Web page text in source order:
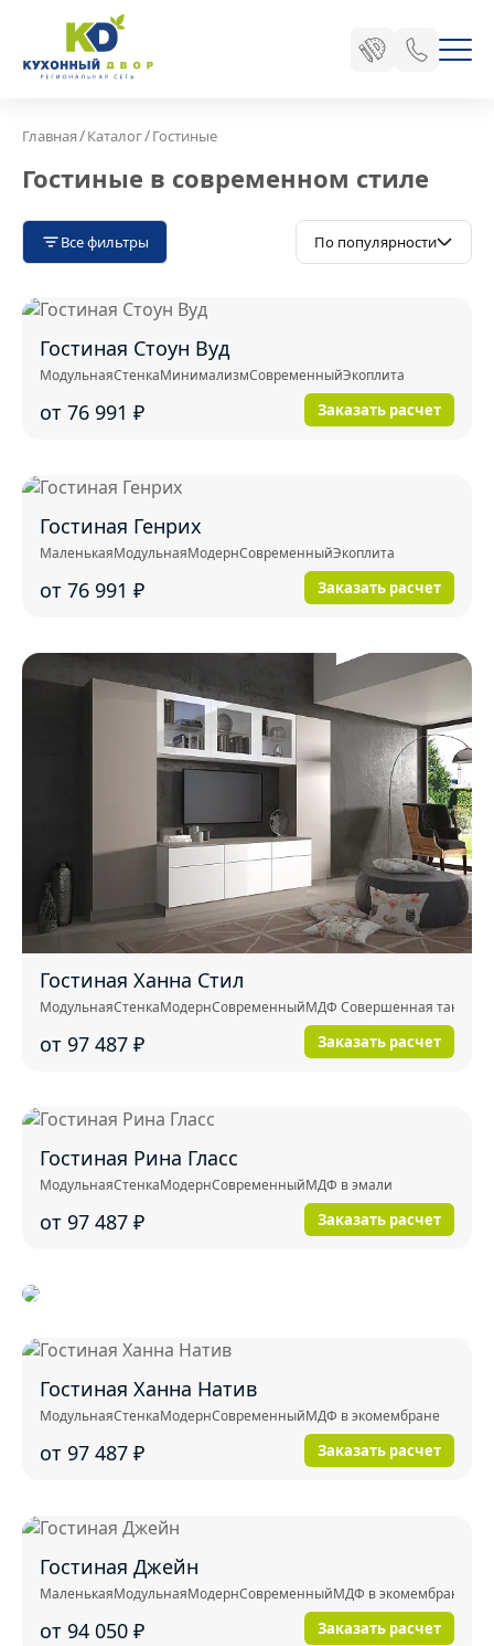
Главная/Каталог/Гостиные
Гостиные в современном стиле
Все фильтры По популярности
Гостиная Стоун Вуд
МодульнаяСтенкаМинимализмСовременныйЭкоплита
от 76 991 ₽ Заказать расчет
Гостиная Генрих
МаленькаяМодульнаяМодернСовременныйЭкоплита
от 76 991 ₽ Заказать расчет
Гостиная Ханна Стил
МодульнаяСтенкаМодернСовременныйМДФ Совершенная
от 97 487 ₽ Заказать расчет
Гостиная Рина Гласс
МодульнаяСтенкаМодернСовременныйМДФ в эмали
от 97 487 ₽ Заказать расчет
Гостиная Ханна Натив
МодульнаяСтенкаМодернСовременныйМДФ в экомембране
от 97 487 ₽ Заказать расчет
Гостиная Джейн
МаленькаяМодульнаяМодернСовременныйМДФ в экомембране
от 94 050 ₽ Заказать расчет